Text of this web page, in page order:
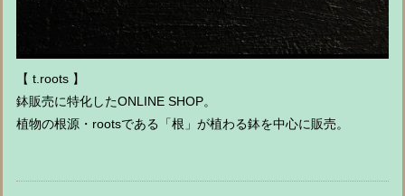
【 t.roots 】
鉢販売に特化したONLINE SHOP。
植物の根源・rootsである「根」が植わる鉢を中心に販売。